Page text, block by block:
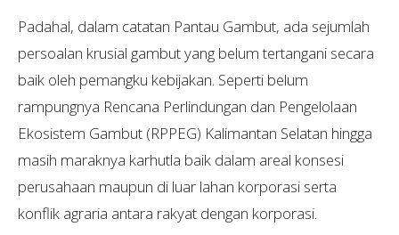
Padahal, dalam catatan Pantau Gambut, ada sejumlah
persoalan krusial gambut yang belum tertangani secara
baik oleh pemangku kebijakan. Seperti belum
rampungnya Rencana Perlindungan dan Pengelolaan
Ekosistem Gambut (RPPEG) Kalimantan Selatan hingga
masih maraknya karhutla baik dalam areal konsesi
perusahaan maupun di luar lahan korporasi serta
konflik agraria antara rakyat dengan korporasi.